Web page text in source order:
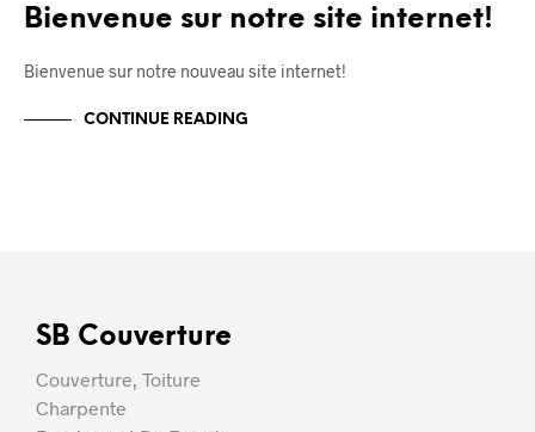
Bienvenue sur notre site internet!
Bienvenue sur notre nouveau site internet!
CONTINUE READING
SB Couverture
Couverture, Toiture
Charpente